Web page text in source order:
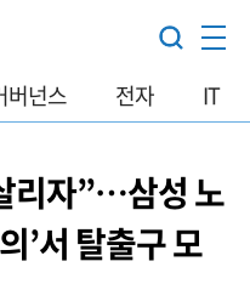
버넌스 전자 IT
리자”…삼성 노
’서 탈출구 모